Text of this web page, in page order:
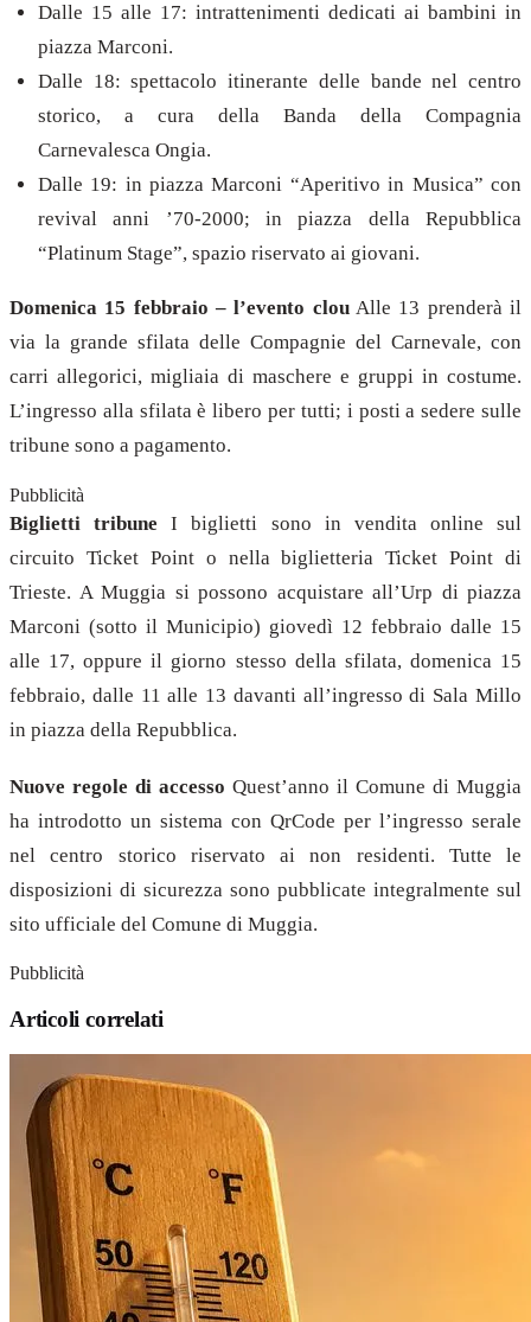
Dalle 15 alle 17: intrattenimenti dedicati ai bambini in
piazza Marconi.
Dalle 18: spettacolo itinerante delle bande nel centro
storico, a cura della Banda della Compagnia
Carnevalesca Ongia.
Dalle 19: in piazza Marconi “Aperitivo in Musica” con
revival anni ’70-2000; in piazza della Repubblica
“Platinum Stage”, spazio riservato ai giovani.
Domenica 15 febbraio – l’evento clouAlle 13 prenderà il
via la grande sfilata delle Compagnie del Carnevale, con
carri allegorici, migliaia di maschere e gruppi in costume.
L’ingresso alla sfilata è libero per tutti; i posti a sedere sulle
tribune sono a pagamento.
Pubblicità
Biglietti tribune I biglietti sono in vendita online sul
circuito Ticket Point o nella biglietteria Ticket Point di
Trieste. A Muggia si possono acquistare all’Urp di piazza
Marconi (sotto il Municipio) giovedì 12 febbraio dalle 15
alle 17, oppure il giorno stesso della sfilata, domenica 15
febbraio, dalle 11 alle 13 davanti all’ingresso di Sala Millo
in piazza della Repubblica.
Nuove regole di accesso Quest’anno il Comune di Muggia
ha introdotto un sistema con QrCode per l’ingresso serale
nel centro storico riservato ai non residenti. Tutte le
disposizioni di sicurezza sono pubblicate integralmente sul
sito ufficiale del Comune di Muggia.
Pubblicità
Articoli correlati